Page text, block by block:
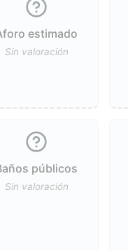
estimado
Sin valoración
públicos
Sin valoración